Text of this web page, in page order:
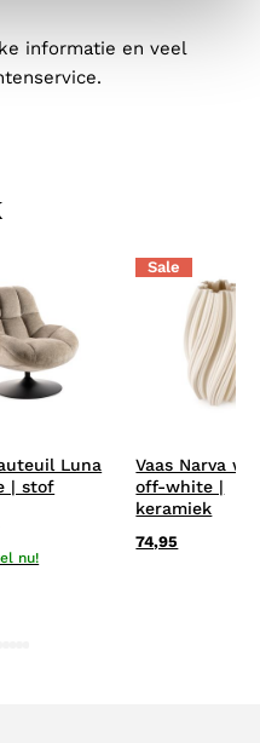
informatie en veel
Luna
| stof
nu!
Sale
Vaas Narva
off-white |
keramiek
74,95